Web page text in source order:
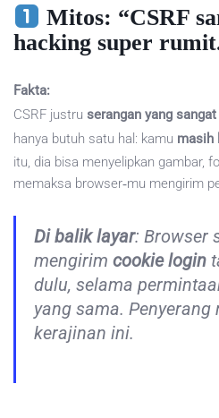
Mitos: “CSRF
hacking super
Fakta:
CSRF justru serangan yang
hanya butuh satu hal: kamu masih
itu, dia bisa menyelipkan gambar,
memaksa browser‑mu mengirim
Di balik layar: Browser
mengirim cookie login
dulu, selama
yang sama.
kerajinan ini.